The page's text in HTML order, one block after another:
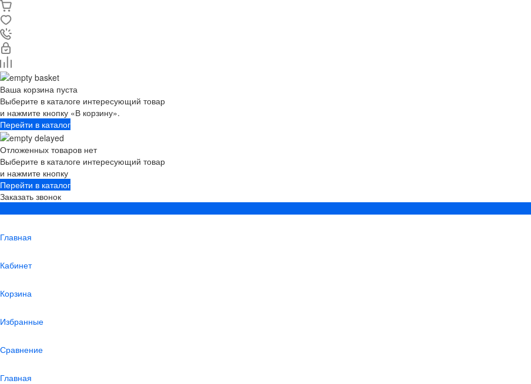
Ваша корзина пуста
Выберите в каталоге интересующий товар
и нажмите кнопку «В корзину».
Перейти в каталог
Отложенных товаров нет
Выберите в каталоге интересующий товар
и нажмите кнопку
Перейти в каталог
Заказать звонок
Главная
Кабинет
Корзина
Избранные
Сравнение
Главная